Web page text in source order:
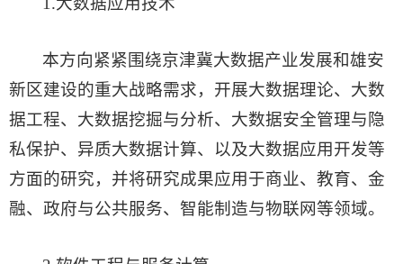
本方向紧紧围绕京津冀大数据产业发展和雄安
新区建设的重大战略需求，开展大数据理论、大数
据工程、大数据挖掘与分析、大数据安全管理与隐
私保护、异质大数据计算、以及大数据应用开发等
方面的研究，并将研究成果应用于商业、教育、金
融、政府与公共服务、智能制造与物联网等领域。